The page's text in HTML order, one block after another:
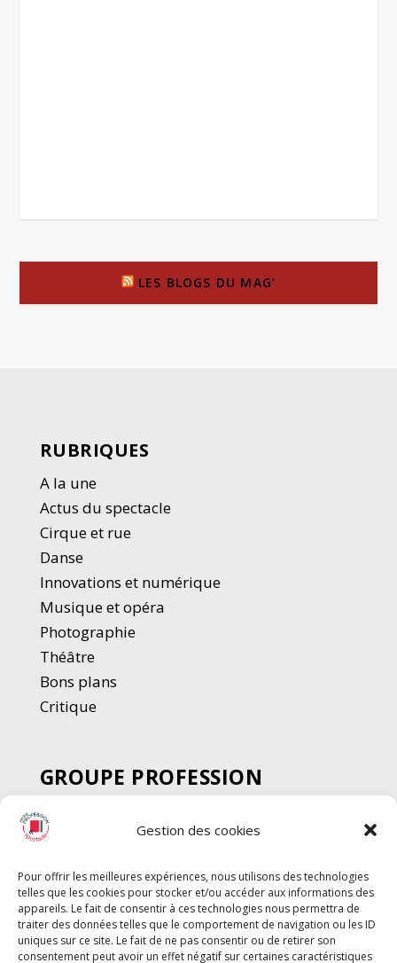
Gestion des cookies
Pour offrir les meilleures expériences, nous utilisons des technologies
telles que les cookies pour stocker et/ou accéder aux informations des
appareils. Le fait de consentir à ces technologies nous permettra de
traiter des données telles que le comportement de navigation ou les ID
uniques sur ce site. Le fait de ne pas consentir ou de retirer son
consentement peut avoir un effet négatif sur certaines caractéristiques
LES BLOGS DU MAG’
RUBRIQUES
A la une
Actus du spectacle
Cirque et rue
Danse
Innovations et numérique
Musique et opéra
Photographie
Théâtre
Bons plans
Critique
GROUPE PROFESSION
SPECTACLE
Chèque Intermittents
Chèque Compta
Chèque Emploi Spectacle
G-Pods